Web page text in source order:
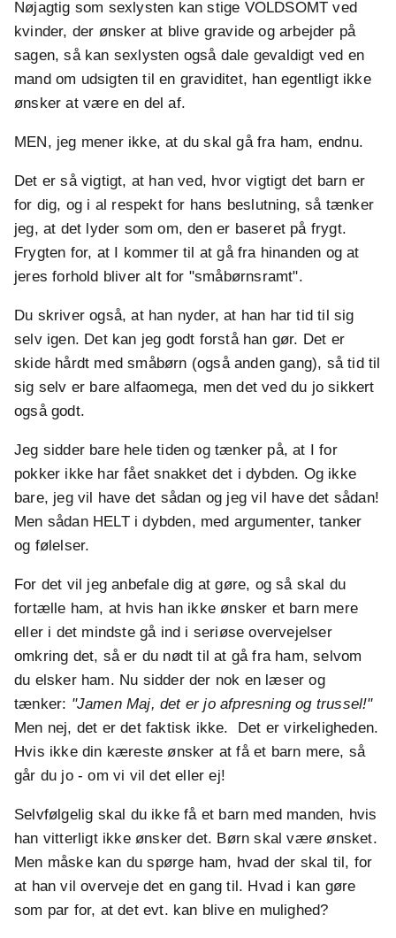
Nøjagtig som sexlysten kan stige VOLDSOMT ved
kvinder, der ønsker at blive gravide og arbejder på
sagen, så kan sexlysten også dale gevaldigt ved en
mand om udsigten til en graviditet, han egentligt ikke
ønsker at være en del af.
MEN, jeg mener ikke, at du skal gå fra ham, endnu.
Det er så vigtigt, at han ved, hvor vigtigt det barn er
for dig, og i al respekt for hans beslutning, så tænker
jeg, at det lyder som om, den er baseret på frygt.
Frygten for, at I kommer til at gå fra hinanden og at
jeres forhold bliver alt for "småbørnsramt".
Du skriver også, at han nyder, at han har tid til sig
selv igen. Det kan jeg godt forstå han gør. Det er
skide hårdt med småbørn (også anden gang), så tid til
sig selv er bare alfaomega, men det ved du jo sikkert
også godt.
Jeg sidder bare hele tiden og tænker på, at I for
pokker ikke har fået snakket det i dybden. Og ikke
bare, jeg vil have det sådan og jeg vil have det sådan!
Men sådan HELT i dybden, med argumenter, tanker
og følelser.
For det vil jeg anbefale dig at gøre, og så skal du
fortælle ham, at hvis han ikke ønsker et barn mere
eller i det mindste gå ind i seriøse overvejelser
omkring det, så er du nødt til at gå fra ham, selvom
du elsker ham. Nu sidder der nok en læser og
tænker: "Jamen Maj, det er jo afpresning og trussel!"
Men nej, det er det faktisk ikke. Det er virkeligheden.
Hvis ikke din kæreste ønsker at få et barn mere, så
går du jo - om vi vil det eller ej!
Selvfølgelig skal du ikke få et barn med manden, hvis
han vitterligt ikke ønsker det. Børn skal være ønsket.
Men måske kan du spørge ham, hvad der skal til, for
at han vil overveje det en gang til. Hvad i kan gøre
som par for, at det evt. kan blive en mulighed?